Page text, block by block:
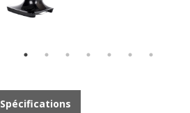
Spécifications